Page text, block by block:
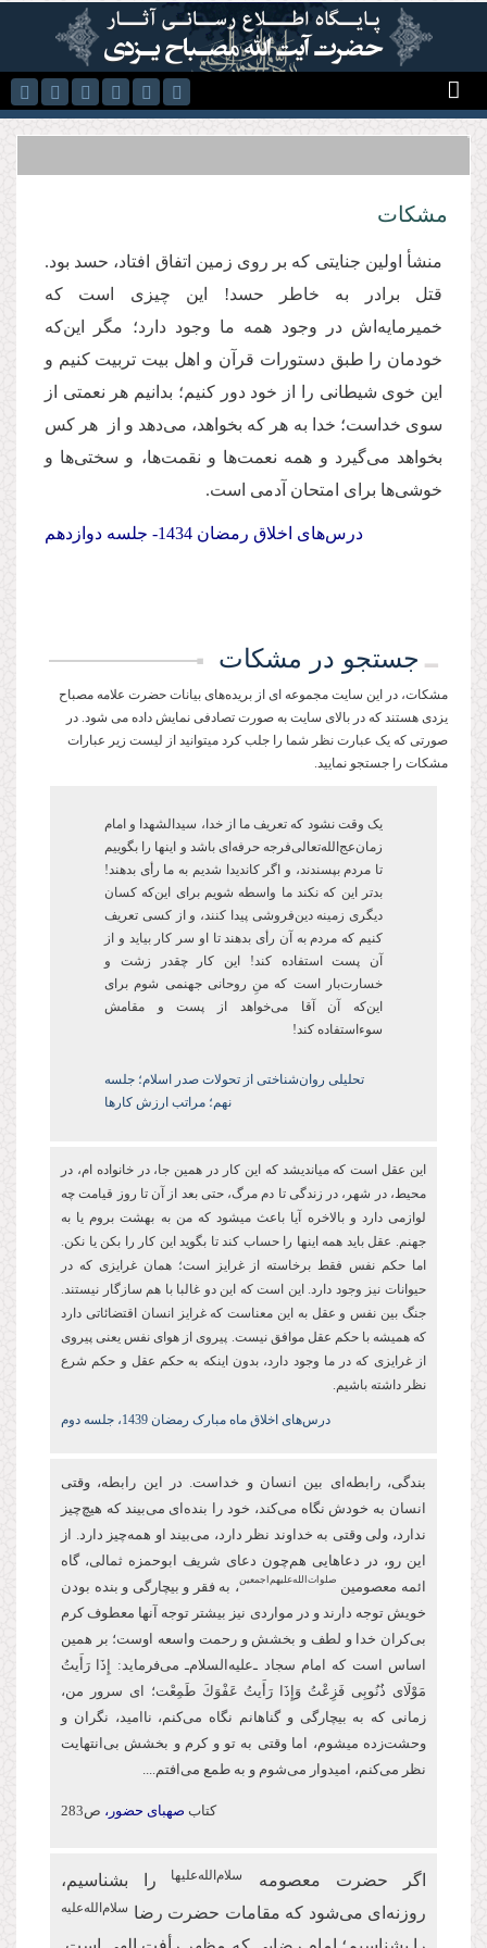
رفتن به محتوای اصلی
مشکات
منشأ اولین جنایتی که بر روی زمین اتفاق افتاد، حسد بود.
قتل برادر به خاطر حسد! این چیزی است که
خمیرمایه‌اش در وجود همه ما وجود دارد؛ مگر این‌كه
خودمان را طبق دستورات قرآن و اهل بیت تربیت کنیم و
این خوی شیطانی را از خود دور کنیم؛ بدانیم هر نعمتی از
سوی خداست؛ خدا به هر که بخواهد، می‌دهد و از هر کس
بخواهد می‌گیرد و همه نعمت‌ها و نقمت‌ها، و سختی‌ها و
خوشی‌ها برای امتحان آدمی است.
درس‌های اخلاق رمضان 1434- جلسه دوازدهم
جستجو در مشکات
مشکات، در این سایت مجموعه ای از بریده‌های بیانات حضرت علامه مصباح
یزدی هستند که در بالای سایت به صورت تصادفی نمایش داده می شود. در
صورتی که یک عبارت نظر شما را جلب کرد میتوانید از لیست زیر عبارات
مشکات را جستجو نمایید.
یک وقت نشود که تعریف ما از خدا، سیدالشهدا و امام
زمان‌عج‌الله‌تعالی‌فرجه حرفه‌ای باشد و این­ها را بگوییم
تا مردم بپسندند، و اگر کاندیدا شدیم به ما رأی بدهند!
بدتر این که نکند ما واسطه شویم برای این‌که کسان
دیگری زمینه دین‌فروشی پیدا کنند، و از کسی تعریف
کنیم که مردم به آن رأی ‌بدهند تا او سر کار بیاید و از
آن پست‌ استفاده کند! این کار چقدر زشت و
خسارتبار است که منِ روحانی جهنمی شوم برای
اینکه آن آقا می‌خواهد از پست و مقامش
سوءاستفاده کند!
تحلیلی روان‌شناختی از تحولات صدر اسلام؛ جلسه
نهم؛ مراتب ارزش کارها
این عقل است که میاندیشد که این کار در همین جا، در خانواده ام، در
محیط، در شهر، در زندگی تا دم مرگ، حتی بعد از آن تا روز قیامت چه
لوازمی دارد و بالاخره آیا باعث میشود که من به بهشت بروم یا به
جهنم. عقل باید همه اینها را حساب کند تا بگوید این کار را بکن یا نکن.
اما حکم نفس فقط برخاسته از غرایز است؛ همان غرایزی که در
حیوانات نیز وجود دارد. این است که این دو غالبا با هم سازگار نیستند.
جنگ بین نفس و عقل به این معناست که غرایز انسان اقتضائاتی دارد
که همیشه با حکم عقل موافق نیست. پیروی از هوای نفس یعنی پیروی
از غرایزی که در ما وجود دارد، بدون اینکه به حکم عقل و حکم شرع
نظر داشته باشیم.
درس‌های اخلاق ماه مبارک رمضان 1439، جلسه دوم
بندگی، رابطه‌ای بین انسان و خداست. در این رابطه، وقتی
انسان به خودش نگاه می‌کند، خود را بنده‌ای می‌بیند که هیچ‌چیز
ندارد، ولی وقتی به خداوند نظر دارد، می‌بیند او همه‌چیز دارد. از
این‌ رو، در دعاهایی هم‌چون دعای شریف ابو‌حمزه ثمالی، گاه
ائمه معصومین صلوات‌‌الله‌‌عليهم‌‌اجمعين ، به فقر و بیچارگی و بنده بودن
خویش توجه دارند و در مواردی نیز بیشتر توجه آنها معطوف كرم
بی‌کران خدا و لطف و بخشش و رحمت واسعه اوست؛ بر همین
اساس است كه امام سجاد ـ‌علیه‌السلام‌ـ می‌فرماید: إِذَا رَأَیتُ
مَوْلَای ذُنُوبِی فَزِعْتُ وَإِذَا رَأَیتُ عَفْوَكَ طَمِعْت؛ ای سرور من،
زمانی که به بیچارگی و گناهانم نگاه می‌کنم، ناامید، نگران و
وحشت‌زده می‏شوم، اما وقتی به تو و كرم و بخشش بی‌انتهایت
نظر می‌کنم، امیدوار ‏می‌شوم و به طمع می‌افتم....
کتاب صهبای حضور، ص283
اگر حضرت معصومه سلام‌الله‌علیها را بشناسیم،
روزنه‌ای می‌شود که مقامات حضرت رضا سلام‌الله‌علیه